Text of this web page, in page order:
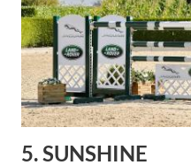
5. SUNSHINE